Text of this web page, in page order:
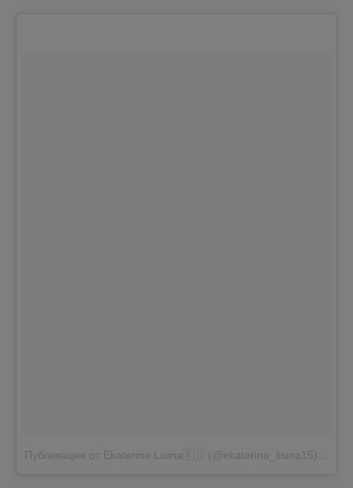
Публикация от Ekaterina Lisina🇷🇺 (@ekaterina_lisina15)